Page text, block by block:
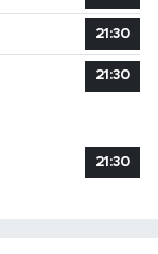
21:30
21:30
21:30